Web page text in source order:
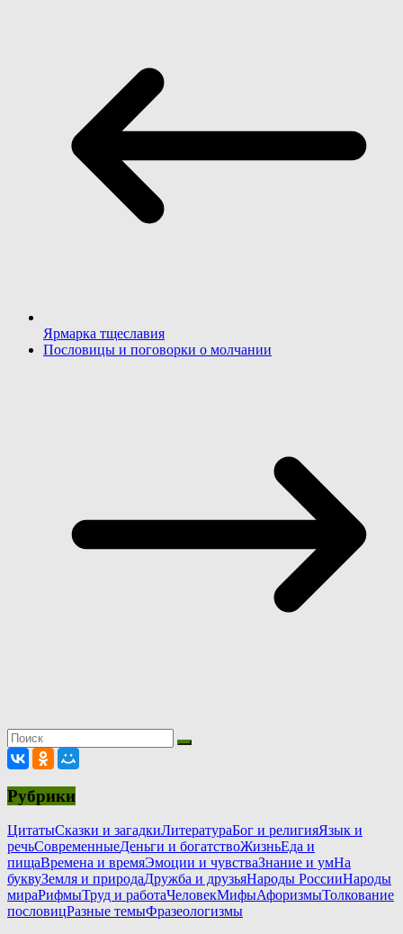
Ярмарка тщеславия
Пословицы и поговорки о молчании
Рубрики
ЦитатыСказки и загадкиЛитератураБог и религияЯзык и
речьСовременныеДеньги и богатствоЖизньЕда и
пищаВремена и времяЭмоции и чувстваЗнание и умНа
буквуЗемля и природаДружба и друзьяНароды РоссииНароды
мираРифмыТруд и работаЧеловекМифыАфоризмыТолкование
пословицРазные темыФразеологизмы